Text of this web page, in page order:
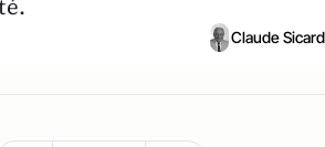
Claude Sicard